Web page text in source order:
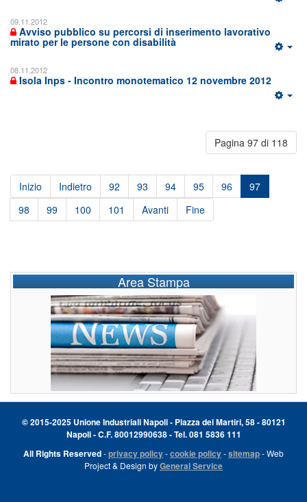
09.11.2012
Avviso pubblico su percorsi di inserimento lavorativo
mirato per le persone con disabilità
08.11.2012
Isola Inps - Incontro monotematico 12 novembre 2012
Pagina 97 di 118
Inizio Indietro 92 93 94 95 96
97
98
99 100 101 Avanti Fine
Area Stampa
© 2015-2025 Unione Industriali Napoli - Piazza dei Martiri, 58 - 80121
Napoli - C.F. 80012990638 - Tel. 081 5836 111
All Rights Reserved-privacy policy-cookie policy-sitemap- Web
Project & Design byGeneral Service